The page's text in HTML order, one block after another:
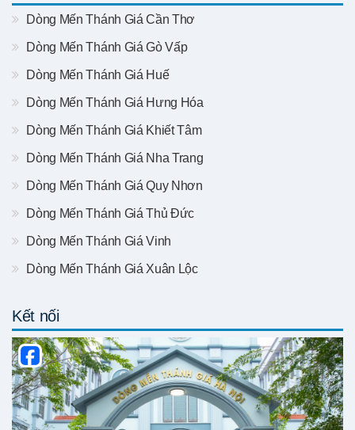
Dòng Mến Thánh Giá Cần Thơ
Dòng Mến Thánh Giá Gò Vấp
Dòng Mến Thánh Giá Huế
Dòng Mến Thánh Giá Hưng Hóa
Dòng Mến Thánh Giá Khiết Tâm
Dòng Mến Thánh Giá Nha Trang
Dòng Mến Thánh Giá Quy Nhơn
Dòng Mến Thánh Giá Thủ Đức
Dòng Mến Thánh Giá Vinh
Dòng Mến Thánh Giá Xuân Lộc
Kết nối